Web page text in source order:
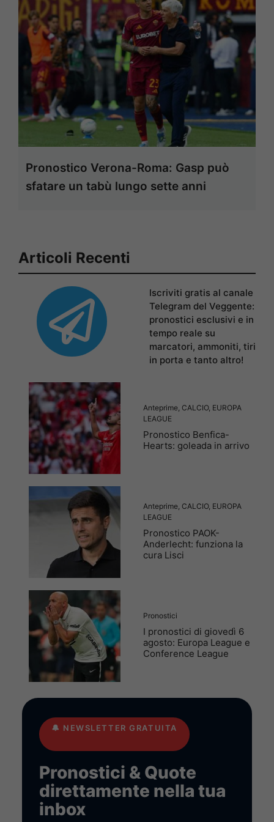
Pronostico Verona-Roma: Gasp può
sfatare un tabù lungo sette anni
Articoli Recenti
Iscriviti gratis al canale
Telegram del Veggente:
pronostici esclusivi e in
tempo reale su
marcatori, ammoniti, tiri
in porta e tanto altro!
Anteprime CALCIO, EUROPA
LEAGUE
Pronostico Benfica-
Hearts: goleada in arrivo
Anteprime CALCIO, EUROPA
LEAGUE
Pronostico PAOK-
Anderlecht: funziona la
cura Lisci
Pronostici
I pronostici di giovedì 6
agosto: Europa League e
Conference League
🔔 NEWSLETTER GRATUITA
Pronostici & Quote
direttamente nella tua
inbox